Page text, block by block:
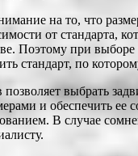
на то, что
от стандарта,
Поэтому при выборе
стандарт, по
позволяет выбрать
и обеспечить ее
В случае